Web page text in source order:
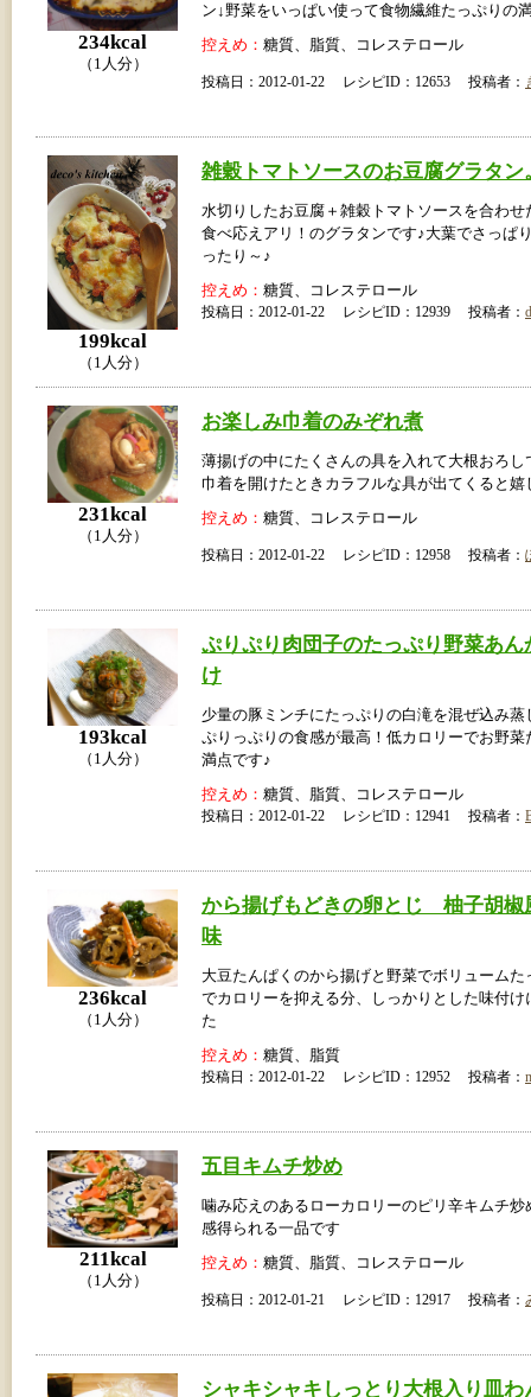
234kcal
（1人分）
ン↓野菜をいっぱい使って食物繊維たっぷりの
控えめ： 糖質、脂質、コレステロール
投稿日：2012-01-22 レシピID：12653 投稿者：
199kcal
（1人分）
雑穀トマトソースのお豆腐グラタン
水切りしたお豆腐＋雑穀トマトソースを合わせ
食べ応えアリ！のグラタンです♪大葉でさっぱ
ったり～♪
控えめ： 糖質、コレステロール
投稿日：2012-01-22 レシピID：12939 投稿者：
231kcal
（1人分）
お楽しみ巾着のみぞれ煮
薄揚げの中にたくさんの具を入れて大根おろし
巾着を開けたときカラフルな具が出てくると嬉
控えめ： 糖質、コレステロール
投稿日：2012-01-22 レシピID：12958 投稿者：
193kcal
（1人分）
ぷりぷり肉団子のたっぷり野菜あん
け
少量の豚ミンチにたっぷりの白滝を混ぜ込み蒸
ぷりっぷりの食感が最高！低カロリーでお野菜
満点です♪
控えめ： 糖質、脂質、コレステロール
投稿日：2012-01-22 レシピID：12941 投稿者：
236kcal
（1人分）
から揚げもどきの卵とじ 柚子胡椒
味
大豆たんぱくのから揚げと野菜でボリュームた
でカロリーを抑える分、しっかりとした味付け
た
控えめ： 糖質、脂質
投稿日：2012-01-22 レシピID：12952 投稿者：
211kcal
（1人分）
五目キムチ炒め
噛み応えのあるローカロリーのピリ辛キムチ炒
感得られる一品です
控えめ： 糖質、脂質、コレステロール
投稿日：2012-01-21 レシピID：12917 投稿者：
シャキシャキしっとり大根入り皿わ